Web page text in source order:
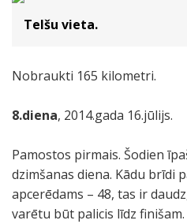
Telšu vieta.
Nobraukti 165 kilometri.
8.diena, 2014.gada 16.jūlijs.
Pamostos pirmais. Šodien
dzimšanas diena. Kādu brīdi
apcerēdams – 48, tas ir
varētu būt palicis līdz